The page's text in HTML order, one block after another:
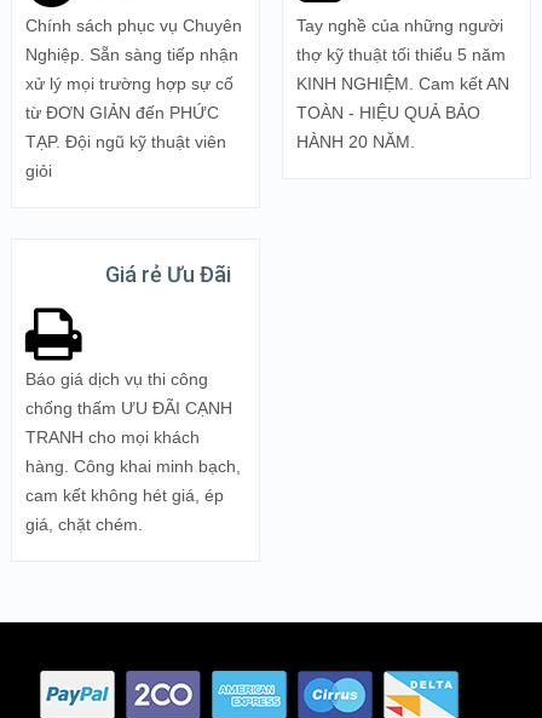
Chính sách phục vụ Chuyên
Nghiệp. Sẵn sàng tiếp nhận
xử lý mọi trường hợp sự cố
từ ĐƠN GIẢN đến PHỨC
TẠP. Đội ngũ kỹ thuật viên
giỏi
Tay nghề của những người
thợ kỹ thuật tối thiểu 5 năm
KINH NGHIỆM. Cam kết AN
TOÀN - HIỆU QUẢ BẢO
HÀNH 20 NĂM.
Giá rẻ Ưu Đãi
Báo giá dịch vụ thi công
chống thấm ƯU ĐÃI CẠNH
TRANH cho mọi khách
hàng. Công khai minh bạch,
cam kết không hét giá, ép
giá, chặt chém.